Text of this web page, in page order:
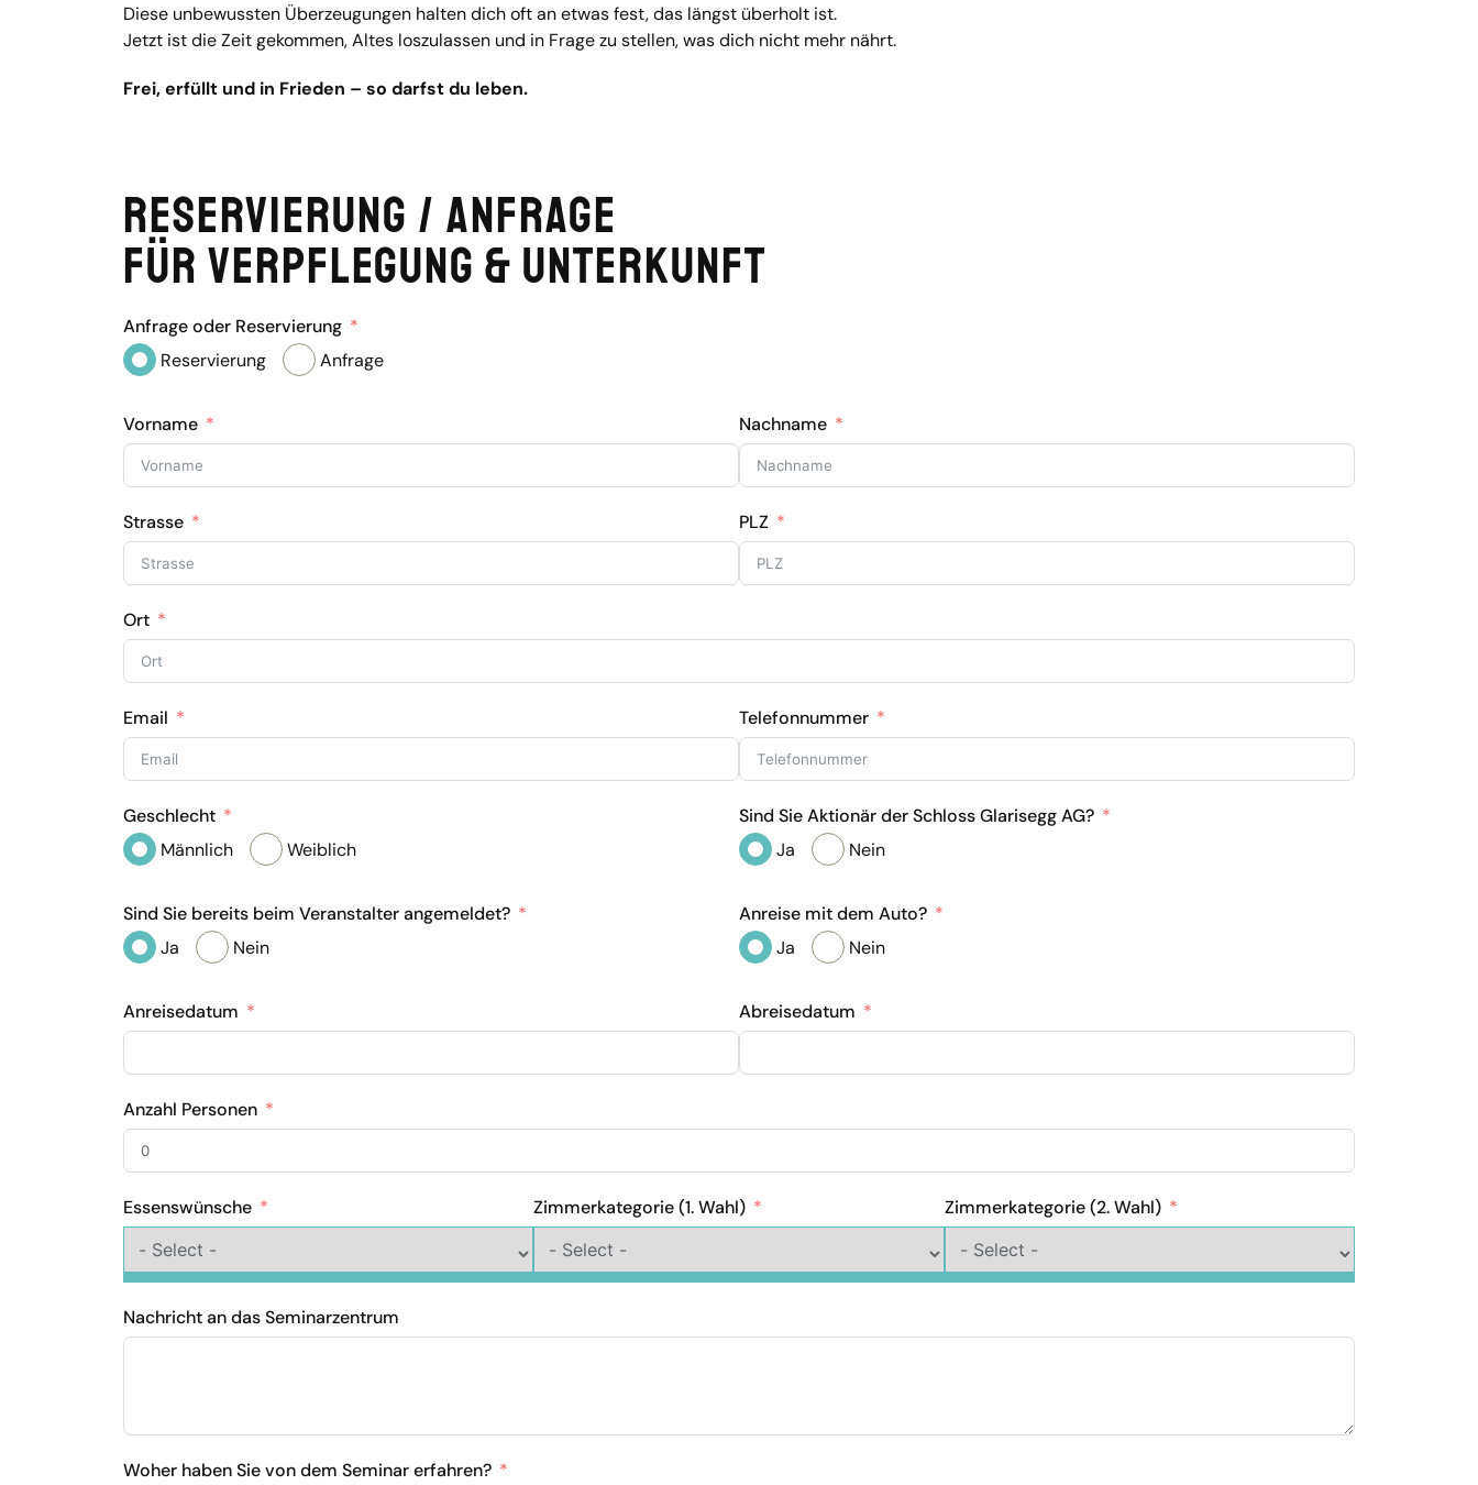
Diese unbewussten Überzeugungen halten dich oft an etwas fest, das längst überholt ist.
Jetzt ist die Zeit gekommen, Altes loszulassen und in Frage zu stellen, was dich nicht mehr nährt.
Frei, erfüllt und in Frieden – so darfst du leben.
Reservierung / Anfrage
für Verpflegung & Unterkunft
Anfrage oder Reservierung
Reservierung
Anfrage
Vorname Nachname
Strasse PLZ
Ort
Email Telefonnummer
Geschlecht
Männlich
Weiblich
Sind Sie Aktionär der Schloss Glarisegg AG?
Ja
Nein
Sind Sie bereits beim Veranstalter angemeldet?
Ja
Nein
Anreise mit dem Auto?
Ja
Nein
Anreisedatum Abreisedatum
Anzahl Personen
Essenswünsche Zimmerkategorie (1. Wahl) Zimmerkategorie (2. Wahl)
Nachricht an das Seminarzentrum
Woher haben Sie von dem Seminar erfahren?